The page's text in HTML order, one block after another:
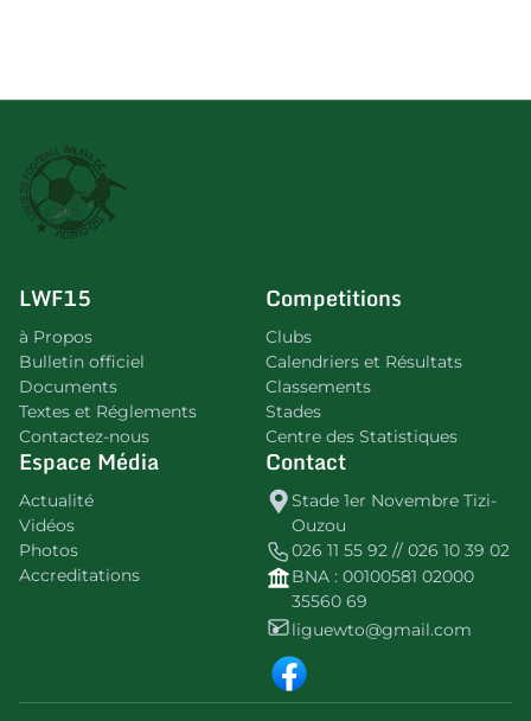
LWF15
à Propos
Bulletin officiel
Documents
Textes et Réglements
Contactez-nous
Competitions
Clubs
Calendriers et Résultats
Classements
Stades
Centre des Statistiques
Espace Média
Actualité
Vidéos
Photos
Accreditations
Contact
Stade 1er Novembre Tizi-
Ouzou
026 11 55 92 // 026 10 39 02
BNA : 00100581 02000
35560 69
liguewto@gmail.com